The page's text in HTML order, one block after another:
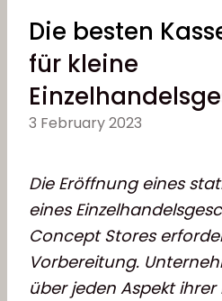
Die besten
für kleine
3 February 2023
Die Eröffnung eines
eines
Concept Stores
Vorbereitung.
über jeden Aspekt